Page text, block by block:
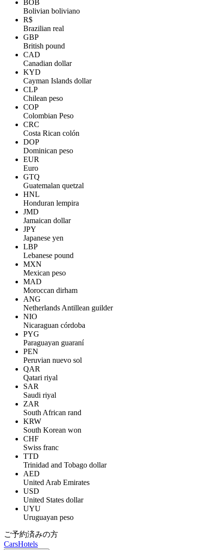
BOB
Bolivian boliviano
R$
Brazilian real
GBP
British pound
CAD
Canadian dollar
KYD
Cayman Islands dollar
CLP
Chilean peso
COP
Colombian Peso
CRC
Costa Rican colón
DOP
Dominican peso
EUR
Euro
GTQ
Guatemalan quetzal
HNL
Honduran lempira
JMD
Jamaican dollar
JPY
Japanese yen
LBP
Lebanese pound
MXN
Mexican peso
MAD
Moroccan dirham
ANG
Netherlands Antillean guilder
NIO
Nicaraguan córdoba
PYG
Paraguayan guaraní
PEN
Peruvian nuevo sol
QAR
Qatari riyal
SAR
Saudi riyal
ZAR
South African rand
KRW
South Korean won
CHF
Swiss franc
TTD
Trinidad and Tobago dollar
AED
United Arab Emirates
USD
United States dollar
UYU
Uruguayan peso
ご予約済みの方
CarsHotels